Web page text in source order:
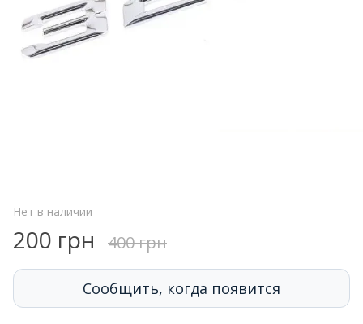
Нет в наличии
200 грн 400 грн
Сообщить, когда появится